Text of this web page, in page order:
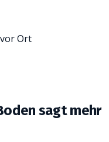
Ort
SERVICE.
sagt mehr